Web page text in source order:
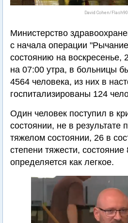
David Cohen/Flash90
Министерство
с начала операции
состоянию на воскресенье,
на 07:00 утра, в больницы
4564 человека, из них в
госпитализированы 124
Один человек поступил в
состоянии, не в результате
тяжелом состоянии, 26 в
степени тяжести,
определяется как легкое.